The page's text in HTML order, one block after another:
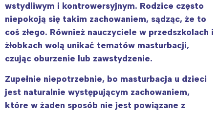
wstydliwym i kontrowersyjnym. Rodzice często
niepokoją się takim zachowaniem, sądząc, że to
coś złego. Również nauczyciele w przedszkolach i
żłobkach wolą unikać tematów masturbacji,
czując oburzenie lub zawstydzenie.
Zupełnie niepotrzebnie, bo masturbacja u dzieci
jest naturalnie występującym zachowaniem,
które w żaden sposób nie jest powiązane z